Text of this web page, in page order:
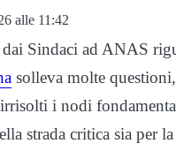
alle 11:42
Sindaci ad ANAS
solleva molte
i nodi
strada critica sia per la